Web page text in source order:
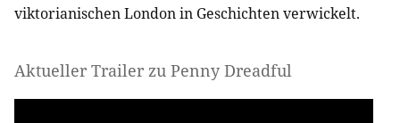
viktorianischen London in Geschichten verwickelt.
Aktueller Trailer zu Penny Dreadful